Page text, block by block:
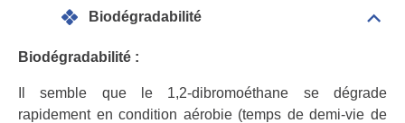
Biodégradabilité
Biodégradabilité :
Il semble que le 1,2-dibromoéthane se dégrade
rapidement en condition aérobie (temps de demi-vie de